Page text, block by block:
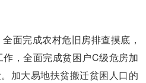
面完成农村危旧房排查摸底，
，全面完成贫困户C级危房加
加大易地扶贫搬迁贫困人口的